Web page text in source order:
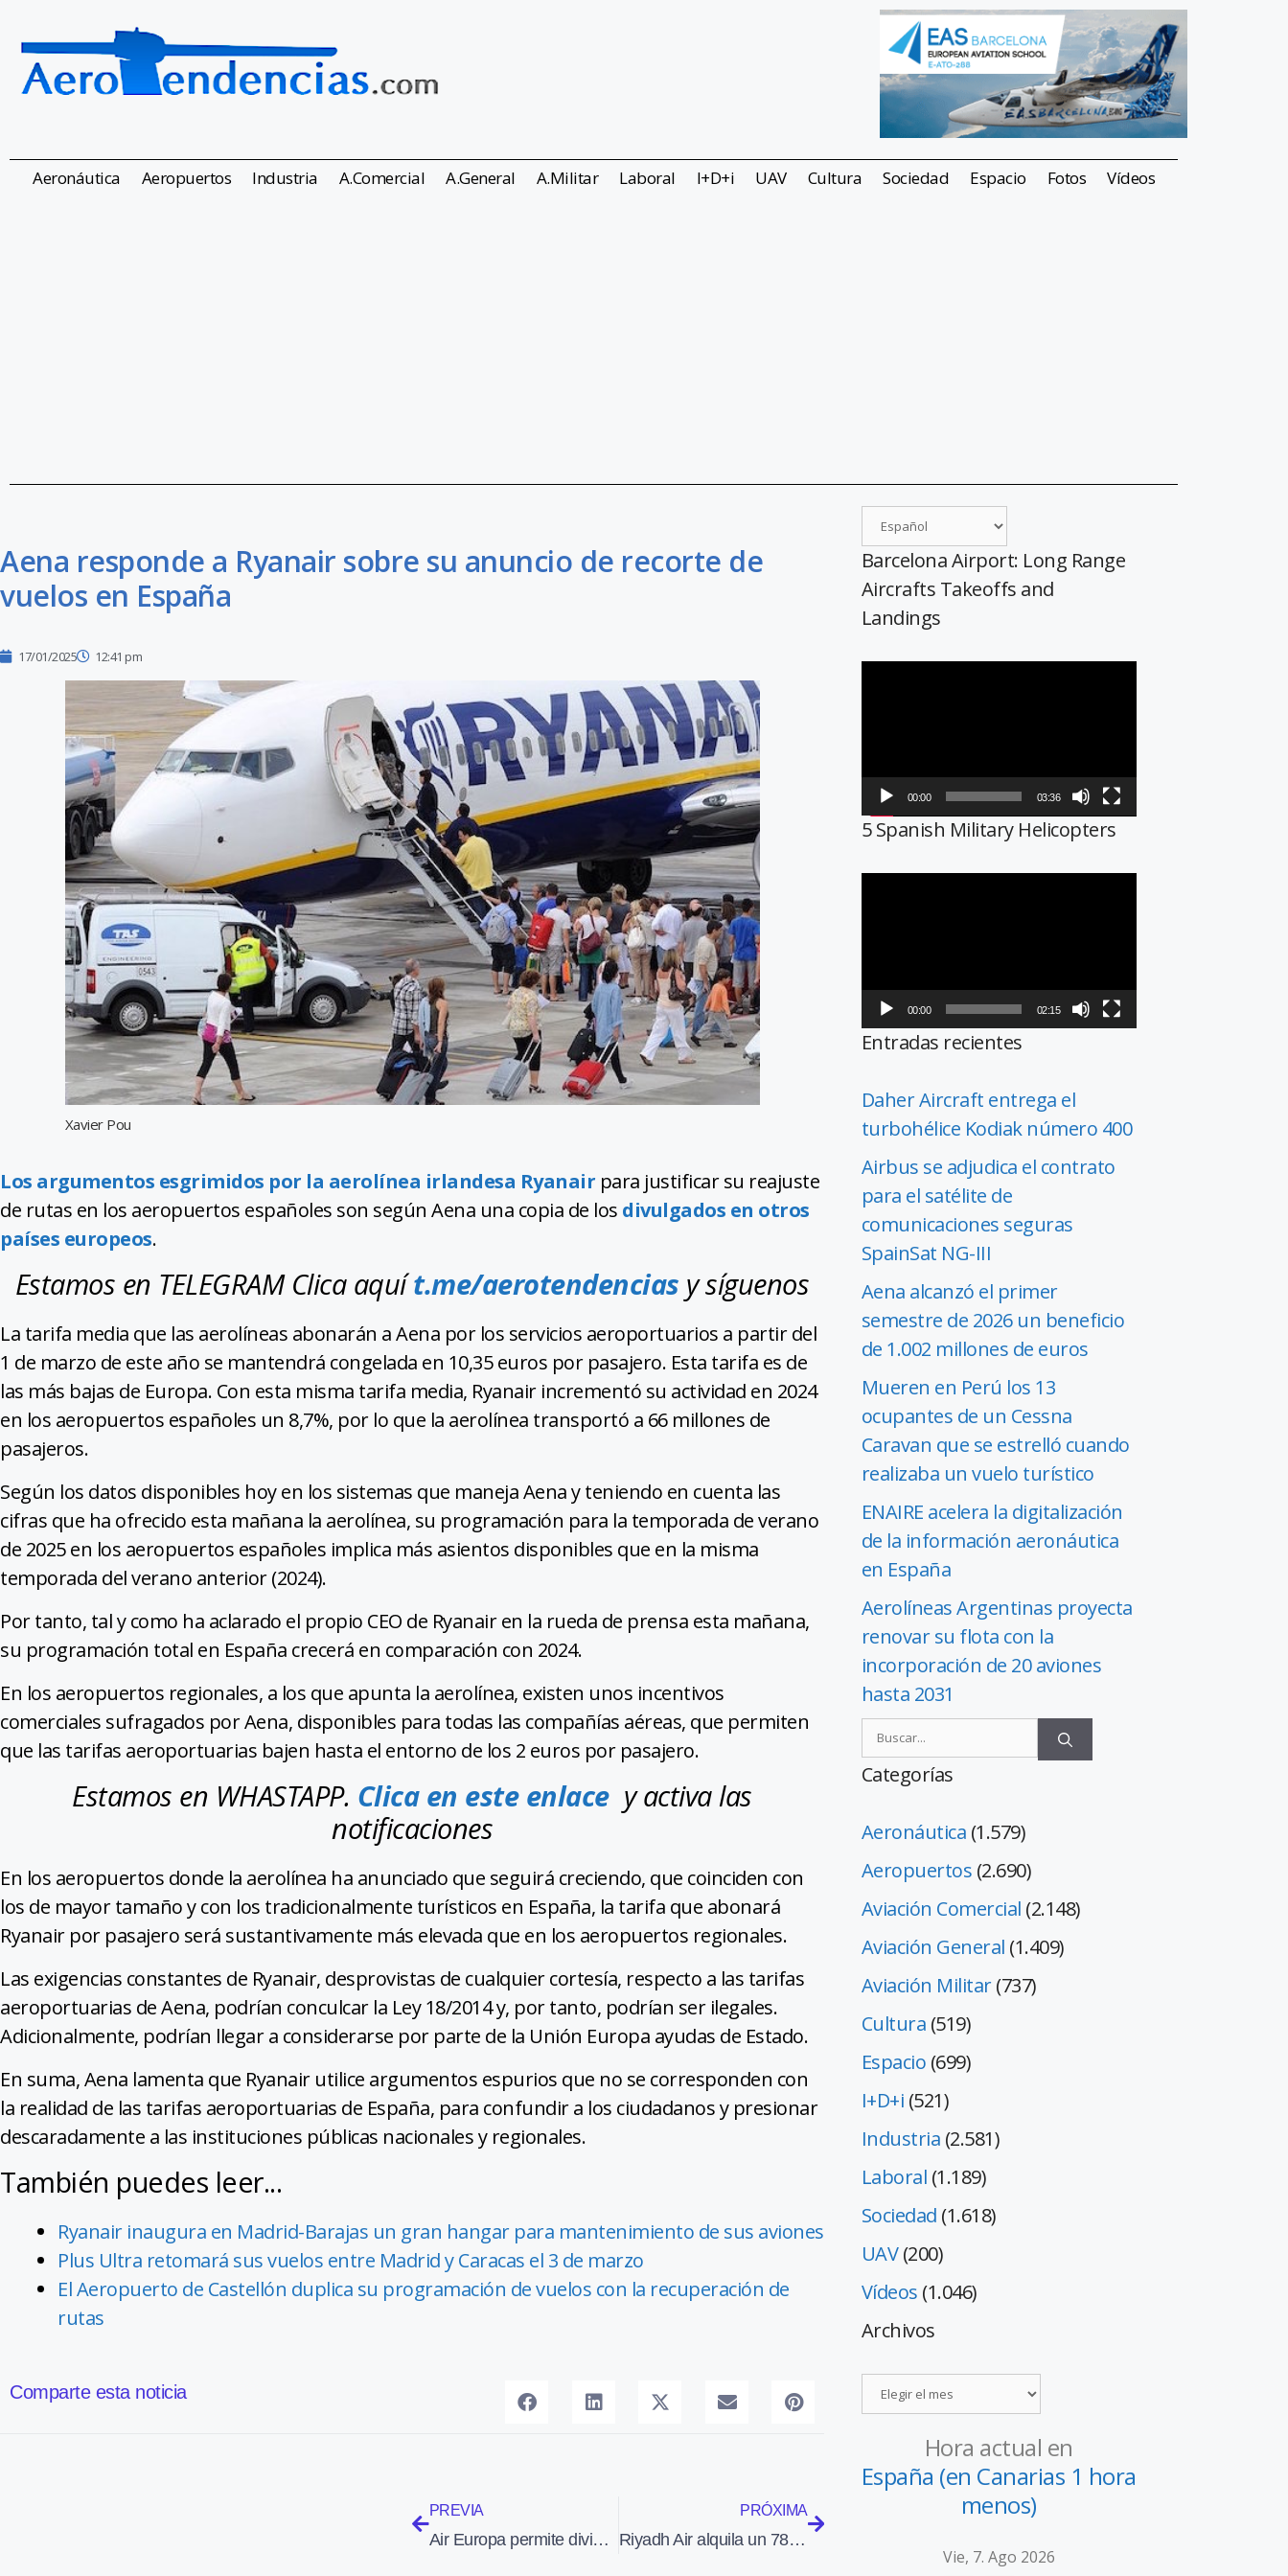
Aeronáutica Aeropuertos Industria A.Comercial A.General A.Militar Laboral I+D+i UAV Cultura Sociedad Espacio Fotos Vídeos
Aena responde a Ryanair sobre su anuncio de recorte de
vuelos en España
17/01/2025 12:41 pm
Xavier Pou
Los argumentos esgrimidos por la aerolínea irlandesa Ryanair para justificar su reajuste
de rutas en los aeropuertos españoles son según Aena una copia de los divulgados en otros
países europeos.
Estamos en TELEGRAM Clica aquít.me/aerotendencias y síguenos
La tarifa media que las aerolíneas abonarán a Aena por los servicios aeroportuarios a partir del
1 de marzo de este año se mantendrá congelada en 10,35 euros por pasajero. Esta tarifa es de
las más bajas de Europa. Con esta misma tarifa media, Ryanair incrementó su actividad en 2024
en los aeropuertos españoles un 8,7%, por lo que la aerolínea transportó a 66 millones de
pasajeros.
Según los datos disponibles hoy en los sistemas que maneja Aena y teniendo en cuenta las
cifras que ha ofrecido esta mañana la aerolínea, su programación para la temporada de verano
de 2025 en los aeropuertos españoles implica más asientos disponibles que en la misma
temporada del verano anterior (2024).
Por tanto, tal y como ha aclarado el propio CEO de Ryanair en la rueda de prensa esta mañana,
su programación total en España crecerá en comparación con 2024.
En los aeropuertos regionales, a los que apunta la aerolínea, existen unos incentivos
comerciales sufragados por Aena, disponibles para todas las compañías aéreas, que permiten
que las tarifas aeroportuarias bajen hasta el entorno de los 2 euros por pasajero.
Estamos en WHASTAPP. Clica en este enlacey activa las
notificaciones
En los aeropuertos donde la aerolínea ha anunciado que seguirá creciendo, que coinciden con
los de mayor tamaño y con los tradicionalmente turísticos en España, la tarifa que abonará
Ryanair por pasajero será sustantivamente más elevada que en los aeropuertos regionales.
Las exigencias constantes de Ryanair, desprovistas de cualquier cortesía, respecto a las tarifas
aeroportuarias de Aena, podrían conculcar la Ley 18/2014 y, por tanto, podrían ser ilegales.
Adicionalmente, podrían llegar a considerarse por parte de la Unión Europa ayudas de Estado.
En suma, Aena lamenta que Ryanair utilice argumentos espurios que no se corresponden con
la realidad de las tarifas aeroportuarias de España, para confundir a los ciudadanos y presionar
descaradamente a las instituciones públicas nacionales y regionales.
También puedes leer...
Ryanair inaugura en Madrid-Barajas un gran hangar para mantenimiento de sus aviones
Plus Ultra retomará sus vuelos entre Madrid y Caracas el 3 de marzo
El Aeropuerto de Castellón duplica su programación de vuelos con la recuperación de
rutas
Comparte esta noticia
PREVIA
Air Europa permite dividir el pago de billetes en el proceso de compra online
PRÓXIMA
Riyadh Air alquila un 787 Dreamliner para formar a sus tripuaciones y como avión de repuesto
Barcelona Airport: Long Range
Aircrafts Takeoffs and
Landings
00:00 03:36
5 Spanish Military Helicopters
00:00 02:15
Entradas recientes
Daher Aircraft entrega el
turbohélice Kodiak número 400
Airbus se adjudica el contrato
para el satélite de
comunicaciones seguras
SpainSat NG-III
Aena alcanzó el primer
semestre de 2026 un beneficio
de 1.002 millones de euros
Mueren en Perú los 13
ocupantes de un Cessna
Caravan que se estrelló cuando
realizaba un vuelo turístico
ENAIRE acelera la digitalización
de la información aeronáutica
en España
Aerolíneas Argentinas proyecta
renovar su flota con la
incorporación de 20 aviones
hasta 2031
Categorías
Aeronáutica (1.579)
Aeropuertos (2.690)
Aviación Comercial (2.148)
Aviación General (1.409)
Aviación Militar(737)
Cultura (519)
Espacio (699)
I+D+i (521)
Industria (2.581)
Laboral (1.189)
Sociedad (1.618)
UAV(200)
Vídeos (1.046)
Archivos
Hora actual en
España (en Canarias 1 hora
menos)